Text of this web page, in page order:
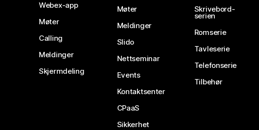
Webex-app
Møter
Calling
Meldinger
Skjermdeling
Møter
Meldinger
Slido
Nettseminar
Events
Kontaktsenter
CPaaS
Sikkerhet
Skrivebord-
serien
Romserie
Tavleserie
Telefonserie
Tilbehør